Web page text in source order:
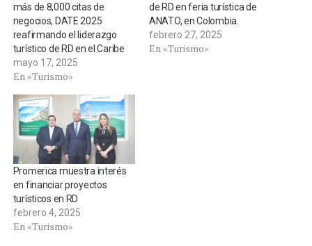
más de 8,000 citas de
negocios, DATE 2025
reafirmando el liderazgo
turístico de RD en el Caribe
mayo 17, 2025
En «Turismo»
de RD en feria turística de
ANATO, en Colombia.
febrero 27, 2025
En «Turismo»
Promerica muestra interés
en financiar proyectos
turísticos en RD
febrero 4, 2025
En «Turismo»